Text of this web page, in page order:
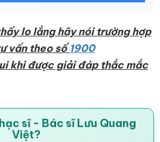
lo lắng hãy nói trường hợp
vấn theo số1900
khi được giải đáp thắc mắc
sĩ - Bác sĩ Lưu Quang
Việt?